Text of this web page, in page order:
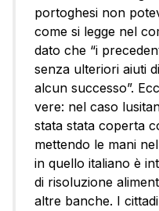
portoghesi non
come si legge nel
dato che “i
senza ulteriori aiuti
alcun successo”.
vere: nel caso
stata stata coperta
mettendo le mani
in quello italiano è
di risoluzione
altre banche. I